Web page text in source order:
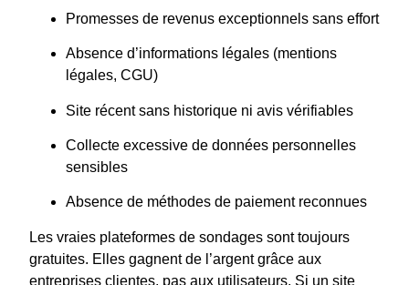
Promesses de revenus exceptionnels sans effort
Absence d’informations légales (mentions
légales, CGU)
Site récent sans historique ni avis vérifiables
Collecte excessive de données personnelles
sensibles
Absence de méthodes de paiement reconnues
Les vraies plateformes de sondages sont toujours
gratuites. Elles gagnent de l’argent grâce aux
entreprises clientes, pas aux utilisateurs. Si un site